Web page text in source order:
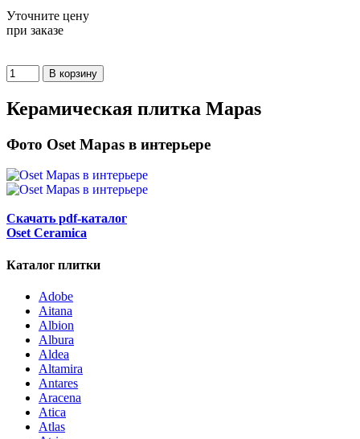
Уточните цену
при заказе
Керамическая плитка Mapas
Фото Oset Mapas в интерьере
Скачать pdf-каталог
Oset Ceramica
Каталог плитки
Adobe
Aitana
Albion
Albura
Aldea
Altamira
Antares
Aracena
Atica
Atlas